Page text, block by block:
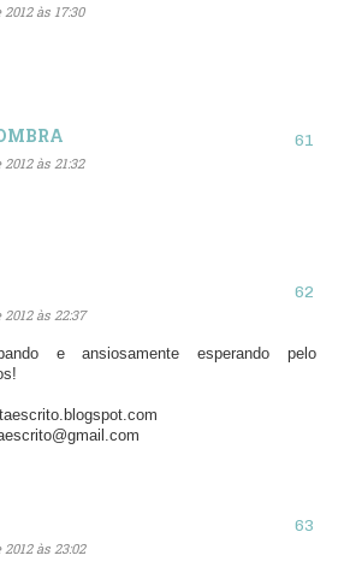
às 17:30
às 21:32
às 22:37
e ansiosamente esperando pelo
às 23:02